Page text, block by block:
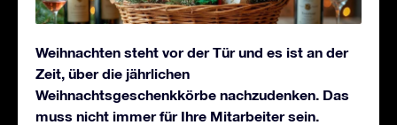
Weihnachten steht vor der Tür und es ist an der
Zeit, über die jährlichen
Weihnachtsgeschenkkörbe nachzudenken. Das
muss nicht immer für Ihre Mitarbeiter sein.